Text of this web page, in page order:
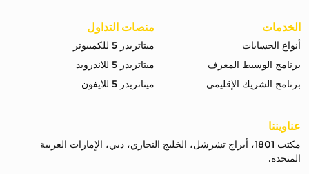
الخدمات
أنواع الحسابات
برنامج الوسيط المعرف
برنامج الشريك الإقليمي
منصات التداول
ميتاتريدر 5 للكمبيوتر
ميتاتريدر 5 للاندرويد
ميتاتريدر 5 للايفون
عناويننا
مكتب 1801، أبراج تشرشل، الخليج التجاري، دبي، الإمارات العربية
المتحدة.